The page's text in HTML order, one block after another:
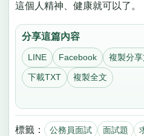
這個人精神、健康就可以了。
分享這篇內容
LINE Facebook 複製分
下載TXT 複製全文
標籤： 公務員面試 面試題